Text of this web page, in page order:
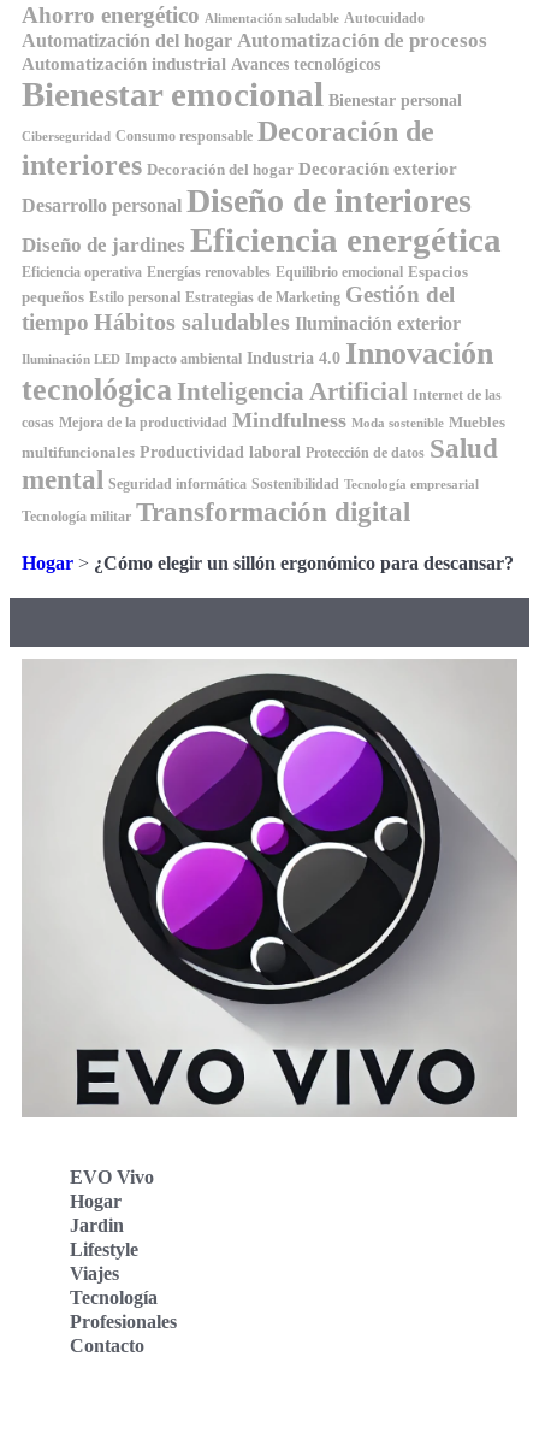
Ahorro energético Alimentación saludable Autocuidado
Automatización del hogar Automatización de procesos
Automatización industrial Avances tecnológicos
Bienestar emocional Bienestar personal
Ciberseguridad Consumo responsable Decoración de
interiores Decoración del hogar Decoración exterior
Desarrollo personal Diseño de interiores
Diseño de jardines Eficiencia energética
Eficiencia operativa Energías renovables Equilibrio emocional Espacios
pequeños Estilo personal Estrategias de Marketing Gestión del
tiempo Hábitos saludables Iluminación exterior
Iluminación LED Impacto ambiental Industria 4.0 Innovación
tecnológica Inteligencia Artificial Internet de las
cosas Mejora de la productividad Mindfulness Moda sostenible Muebles
multifuncionales Productividad laboral Protección de datos Salud
mental Seguridad informática Sostenibilidad Tecnología empresarial
Tecnología militar Transformación digital
Hogar > ¿Cómo elegir un sillón ergonómico para descansar?
EVO Vivo
Hogar
Jardin
Lifestyle
Viajes
Tecnología
Profesionales
Contacto